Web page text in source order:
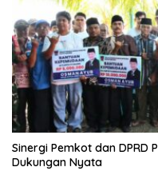
Sinergi Pemkot dan DPRD
Dukungan Nyata